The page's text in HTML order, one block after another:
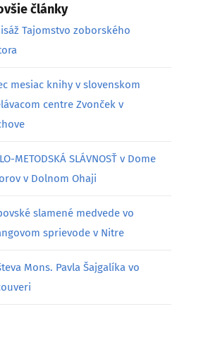
články
Tajomstvo zoborského
mesiac knihy v slovenskom
centre Zvonček v
METODSKÁ SLÁVNOSŤ v Dome
v Dolnom Ohaji
slamené medvede vo
sprievode v Nitre
Mons. Pavla Šajgalíka vo